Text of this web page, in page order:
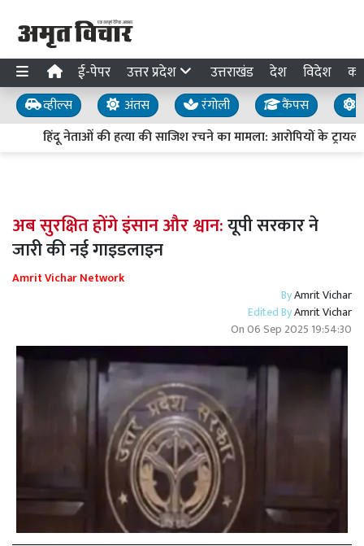
ई-पेपर उत्तर प्रदेश उत्तराखंड देश विदेश
व्हील्स अंतस रंगोली कैंपस
हिंदू नेताओं की हत्या की साजिश रचने का मामला: आरोपियों के ट्रायल में
अब सुरक्षित होंगे इंसान और श्वान:यूपी सरकार ने
जारी की नई गाइडलाइन
Amrit Vichar Network
ByAmrit Vichar
Edited ByAmrit Vichar
On06 Sep 2025 19:54:30